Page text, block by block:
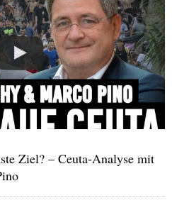
Ziel? – Ceuta-Analyse mit